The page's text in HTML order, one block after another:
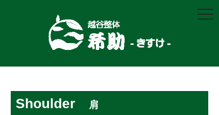
Shoulder 肩